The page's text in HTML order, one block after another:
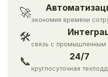
🚀
экономия времени
🛠
связь с промышленным
📞 24/7
круглосуточная